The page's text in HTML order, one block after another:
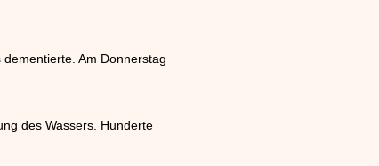
Am Donnerstag
des Wassers. Hunderte